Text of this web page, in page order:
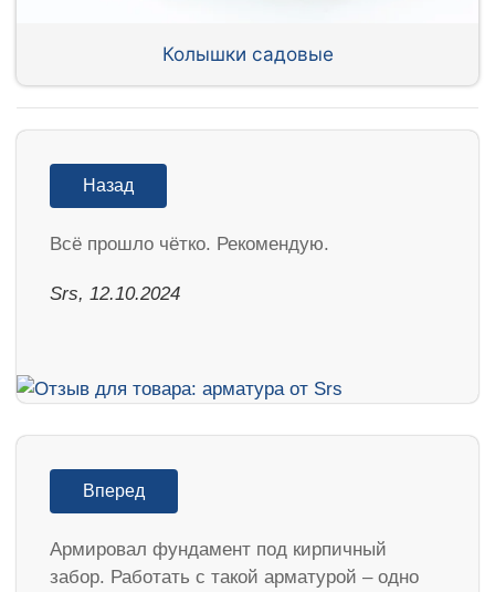
Колышки садовые
Назад
Всё прошло чётко. Рекомендую.
Srs, 12.10.2024
Вперед
Армировал фундамент под кирпичный
забор. Работать с такой арматурой – одно